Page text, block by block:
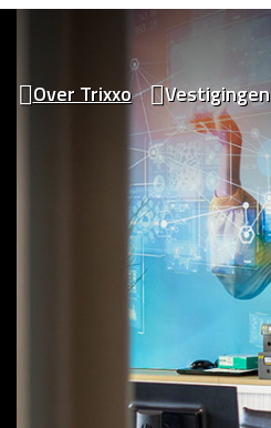
Over Trixxo Vestigingen